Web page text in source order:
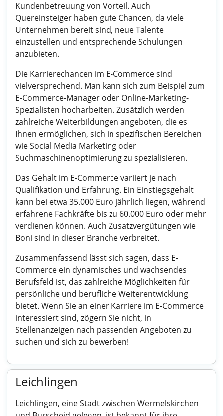
Kundenbetreuung von Vorteil. Auch
Quereinsteiger haben gute Chancen, da viele
Unternehmen bereit sind, neue Talente
einzustellen und entsprechende Schulungen
anzubieten.
Die Karrierechancen im E-Commerce sind
vielversprechend. Man kann sich zum Beispiel zum
E-Commerce-Manager oder Online-Marketing-
Spezialisten hocharbeiten. Zusätzlich werden
zahlreiche Weiterbildungen angeboten, die es
Ihnen ermöglichen, sich in spezifischen Bereichen
wie Social Media Marketing oder
Suchmaschinenoptimierung zu spezialisieren.
Das Gehalt im E-Commerce variiert je nach
Qualifikation und Erfahrung. Ein Einstiegsgehalt
kann bei etwa 35.000 Euro jährlich liegen, während
erfahrene Fachkräfte bis zu 60.000 Euro oder mehr
verdienen können. Auch Zusatzvergütungen wie
Boni sind in dieser Branche verbreitet.
Zusammenfassend lässt sich sagen, dass E-
Commerce ein dynamisches und wachsendes
Berufsfeld ist, das zahlreiche Möglichkeiten für
persönliche und berufliche Weiterentwicklung
bietet. Wenn Sie an einer Karriere im E-Commerce
interessiert sind, zögern Sie nicht, in
Stellenanzeigen nach passenden Angeboten zu
suchen und sich zu bewerben!
Leichlingen
Leichlingen, eine Stadt zwischen Wermelskirchen